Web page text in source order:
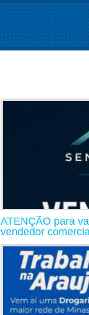
ATENÇÃO para
vendedor